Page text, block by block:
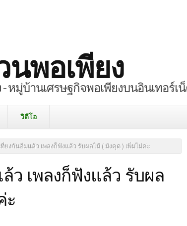
พอเพียง
หมู่บ้านเศรษฐกิจพอเพียงบนอินเทอร์เ
วิดีโอ
ยงกันอิ่มแล้ว เพลงก็ฟังแล้ว รับผลไม้ ( มังคุด ) เพิ่มไม่ค่ะ
ว เพลงก็ฟังแล้ว รับผล
ะ